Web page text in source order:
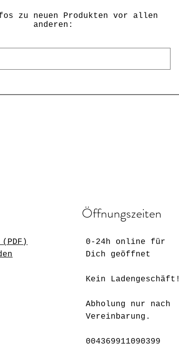
zu neuen Produkten vor allen
anderen:
(PDF)
Öffnungszeiten
0-24h online für
Dich geöffnet
Kein Ladengeschäft!
Abholung nur nach
Vereinbarung.
004369911090399